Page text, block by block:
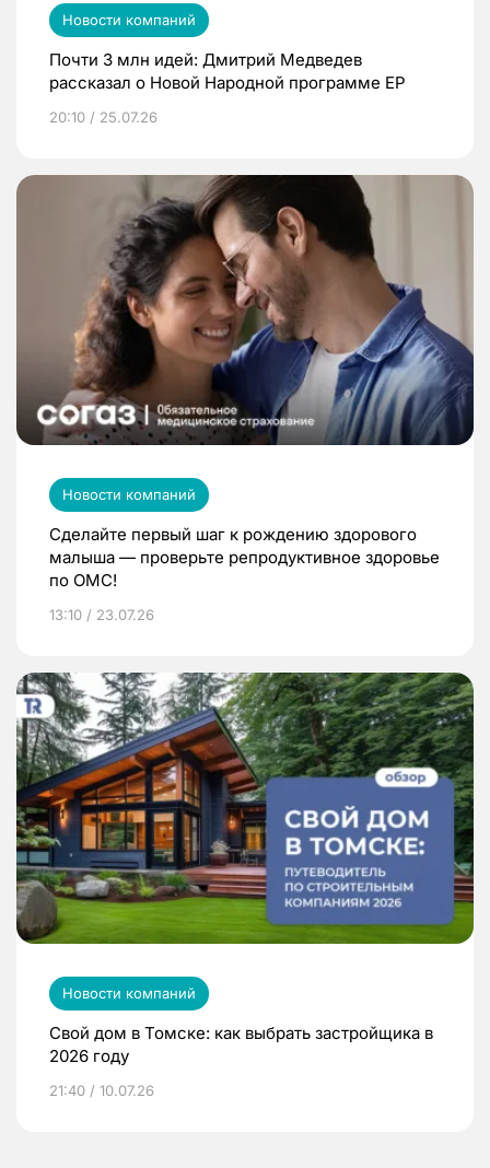
Новости компаний
Почти 3 млн идей: Дмитрий Медведев
рассказал о Новой Народной программе ЕР
20:10 / 25.07.26
Новости компаний
Сделайте первый шаг к рождению здорового
малыша — проверьте репродуктивное здоровье
по ОМС!
13:10 / 23.07.26
Новости компаний
Свой дом в Томске: как выбрать застройщика в
2026 году
21:40 / 10.07.26